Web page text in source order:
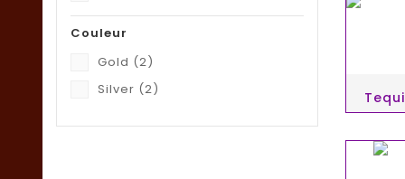
Couleur
Gold (2)
Silver (2)